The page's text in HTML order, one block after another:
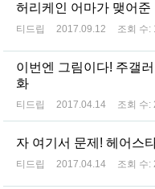
허리케인 어마가 맺어준
티드립 2017.09.12 조회 수:
이번엔 그림이다! 주갤
화
티드립 2017.04.14 조회 수:
자 여기서 문제! 헤어스
티드립 2017.04.14 조회 수: